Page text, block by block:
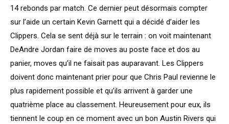
14 rebonds par match. Ce dernier peut désormais compter
sur l’aide un certain Kevin Garnett qui a décidé d’aider les
Clippers. Cela se sent déjà sur le terrain : on voit maintenant
DeAndre Jordan faire de moves au poste face et dos au
panier, moves qu’il ne faisait pas auparavant. Les Clippers
doivent donc maintenant prier pour que Chris Paul revienne le
plus rapidement possible et qu’ils arrivent à garder une
quatrième place au classement. Heureusement pour eux, ils
tiennent le coup en ce moment avec un bon Austin Rivers qui